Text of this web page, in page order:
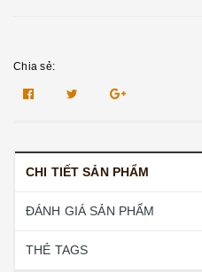
Chia sẻ:
CHI TIẾT SẢN PHẨM
ĐÁNH GIÁ SẢN PHẨM
THẺ TAGS